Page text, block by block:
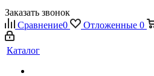
Заказать звонок
Сравнение0 Отложенные 0
Каталог